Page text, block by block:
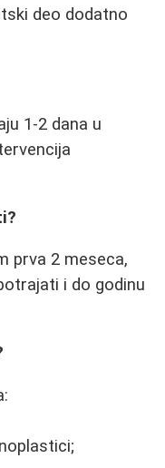
deo dodatno
1-2 dana u
prva 2 meseca,
i do godinu